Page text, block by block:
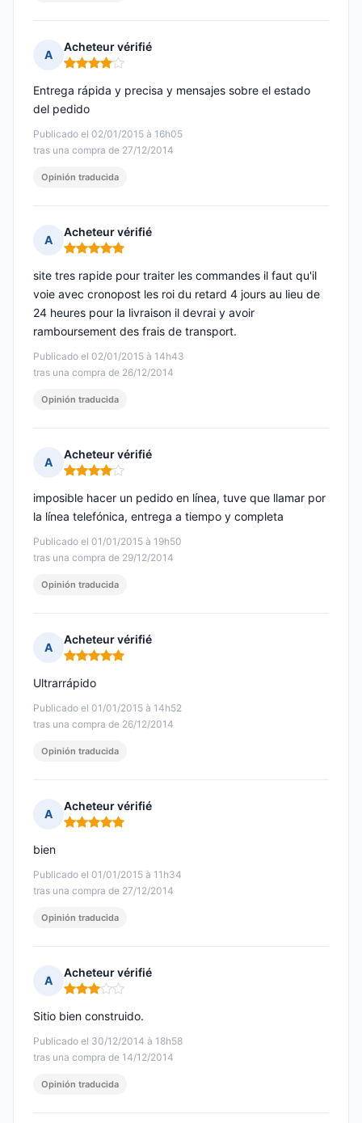
A
Acheteur vérifié
Nota: 4 de 5
Publicado el 02/01/2015 à 16h05
tras una compra de 27/12/2014
Entrega rápida y precisa y mensajes sobre el estado
del pedido
Opinión traducida
A
Acheteur vérifié
Nota: 5 de 5
Publicado el 02/01/2015 à 14h43
tras una compra de 26/12/2014
site tres rapide pour traiter les commandes il faut qu'il
voie avec cronopost les roi du retard 4 jours au lieu de
24 heures pour la livraison il devrai y avoir
ramboursement des frais de transport.
Opinión traducida
A
Acheteur vérifié
Nota: 4 de 5
Publicado el 01/01/2015 à 19h50
tras una compra de 29/12/2014
imposible hacer un pedido en línea, tuve que llamar por
la línea telefónica, entrega a tiempo y completa
Opinión traducida
A
Acheteur vérifié
Nota: 5 de 5
Publicado el 01/01/2015 à 14h52
tras una compra de 26/12/2014
Ultrarrápido
Opinión traducida
A
Acheteur vérifié
Nota: 5 de 5
Publicado el 01/01/2015 à 11h34
tras una compra de 27/12/2014
bien
Opinión traducida
A
Acheteur vérifié
Nota: 3 de 5
Publicado el 30/12/2014 à 18h58
tras una compra de 14/12/2014
Sitio bien construido.
Opinión traducida